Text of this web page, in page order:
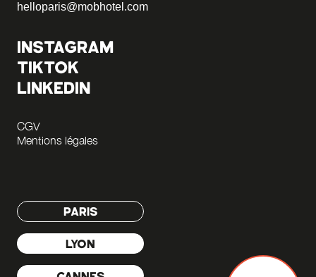
helloparis@mobhotel.com
INSTAGRAM
TIKTOK
LINKEDIN
CGV
Mentions légales
PARIS
LYON